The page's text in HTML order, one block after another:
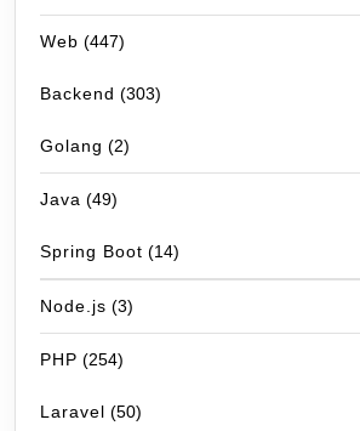
Web (447)
Backend (303)
Golang (2)
Java (49)
Spring Boot (14)
Node.js (3)
PHP (254)
Laravel (50)